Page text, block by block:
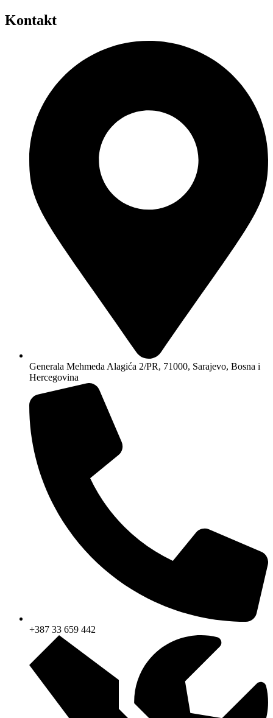
Kontakt
Generala Mehmeda Alagića 2/PR, 71000, Sarajevo, Bosna i
Hercegovina
+387 33 659 442